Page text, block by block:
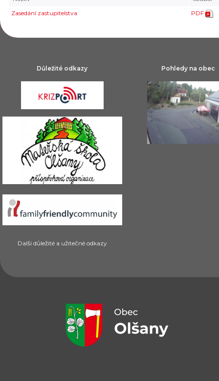
Zasedání zastupitelstva
PDF
Důležité odkazy
Další důležité a užitečné odkazy
Pohledy na obec